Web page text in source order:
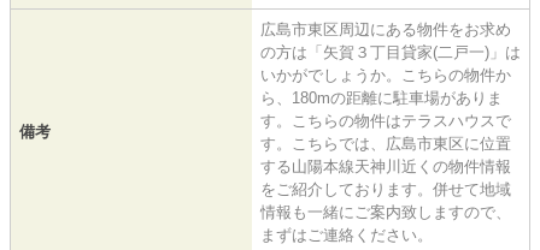
備考
広島市東区周辺にある物件をお求め
の方は「矢賀３丁目貸家(二戸一)」は
いかがでしょうか。こちらの物件か
ら、180mの距離に駐車場がありま
す。こちらの物件はテラスハウスで
す。こちらでは、広島市東区に位置
する山陽本線天神川近くの物件情報
をご紹介しております。併せて地域
情報も一緒にご案内致しますので、
まずはご連絡ください。